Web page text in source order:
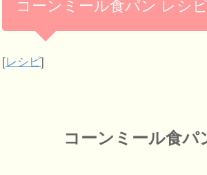
コーンミール食パン レシ
[レシピ]
コーンミール食パ